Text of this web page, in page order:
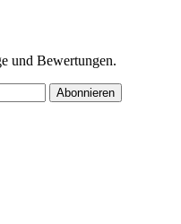
und Bewertungen.
Abonnieren